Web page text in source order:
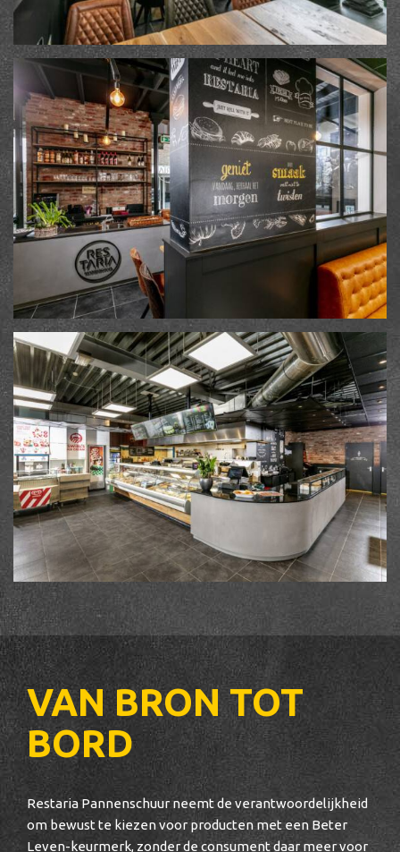
VAN BRON TOT
BORD
Restaria Pannenschuur neemt de verantwoordelijkheid
om bewust te kiezen voor producten met een Beter
Leven-keurmerk, zonder de consument daar meer voor